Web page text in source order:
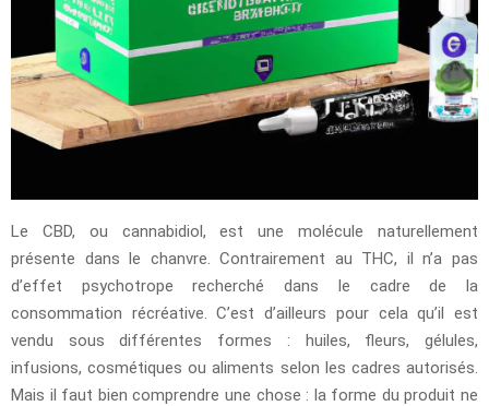
Le CBD, ou cannabidiol, est une molécule naturellement
présente dans le chanvre. Contrairement au THC, il n’a pas
d’effet psychotrope recherché dans le cadre de la
consommation récréative. C’est d’ailleurs pour cela qu’il est
vendu sous différentes formes : huiles, fleurs, gélules,
infusions, cosmétiques ou aliments selon les cadres autorisés.
Mais il faut bien comprendre une chose : la forme du produit ne